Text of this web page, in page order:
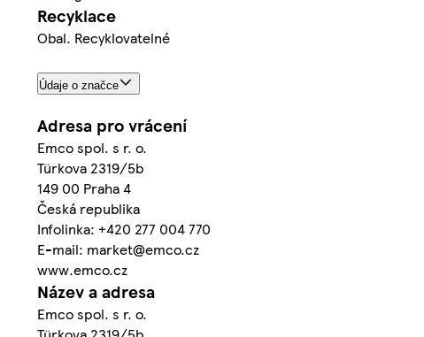
Recyklace
Obal. Recyklovatelné
Údaje o značce
Adresa pro vrácení
Emco spol. s r. o.
Türkova 2319/5b
149 00 Praha 4
Česká republika
Infolinka: +420 277 004 770
E-mail: market@emco.cz
www.emco.cz
Název a adresa
Emco spol. s r. o.